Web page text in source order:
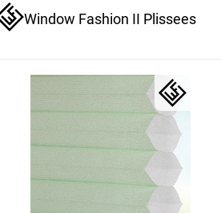
Window Fashion II Plissees